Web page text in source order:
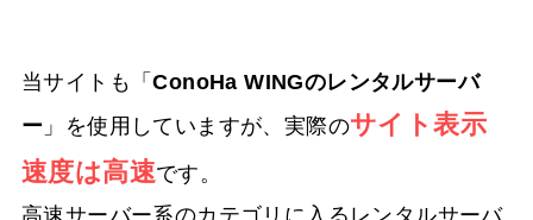
当サイトも「ConoHa WINGのレンタルサーバ
ー 」を使用していますが、実際のサイト表示
速度は高速です。
高速サーバー系のカテゴリに入るレンタルサーバ